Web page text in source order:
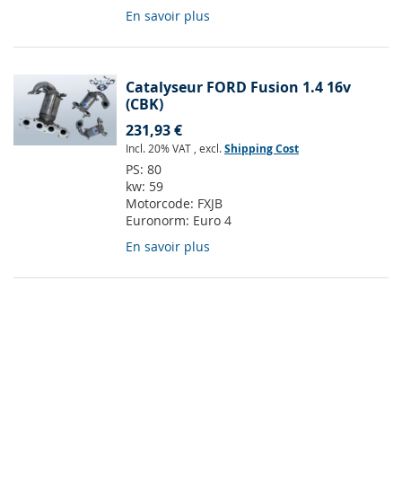
En savoir plus
Catalyseur FORD Fusion 1.4 16v
(CBK)
231,93 €
Incl. 20% VAT , excl.Shipping Cost
PS: 80
kw: 59
Motorcode: FXJB
Euronorm: Euro 4
En savoir plus